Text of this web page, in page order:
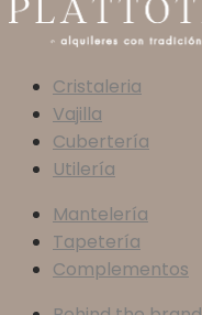
Cristaleria
Vajilla
Cubertería
Utilería
Mantelería
Tapetería
Complementos